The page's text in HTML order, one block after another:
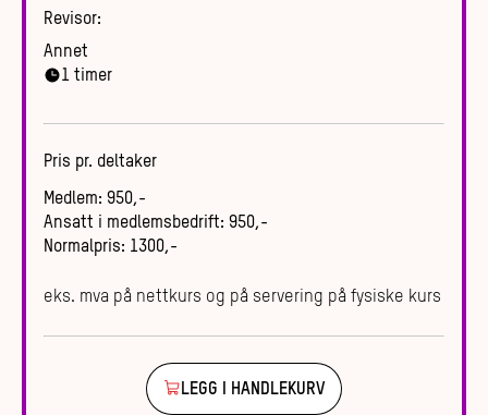
Revisor:
Annet
1 timer
Pris pr. deltaker
Medlem: 950,-
Ansatt i medlemsbedrift: 950,-
Normalpris: 1300,-
eks. mva på nettkurs og på servering på fysiske kurs
LEGG I HANDLEKURV